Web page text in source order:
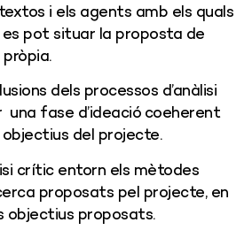
i els agents amb els quals
pot situar la proposta de
dels processos d’anàlisi
una fase d’ideació coeherent
del projecte.
crític entorn els mètodes
proposats pel projecte, en
objectius proposats.